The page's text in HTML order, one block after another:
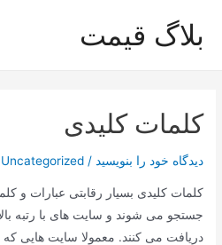
محتوا
بلاگ قیمت
کلمات کلیدی
دیدگاه‌ خود را بنویسید /
Uncategorized
کلمات کلیدی بسیار رقابتی عبارات و
جستجو می شوند و سایت های با رتبه
دریافت می کنند. معمولا سایت هایی که